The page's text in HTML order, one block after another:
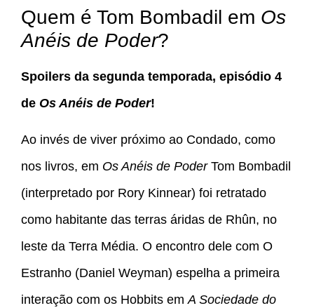
Quem é Tom Bombadil em Os
Anéis de Poder?
Spoilers da segunda temporada, episódio 4
de Os Anéis de Poder!
Ao invés de viver próximo ao Condado, como
nos livros, em Os Anéis de PoderTom Bombadil
(interpretado por Rory Kinnear) foi retratado
como habitante das terras áridas de Rhûn, no
leste da Terra Média. O encontro dele com O
Estranho (Daniel Weyman) espelha a primeira
interação com os Hobbits emA Sociedade do